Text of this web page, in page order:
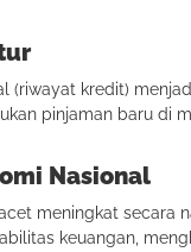
(riwayat kredit)
pinjaman baru di
Nasional
meningkat secara
keuangan,